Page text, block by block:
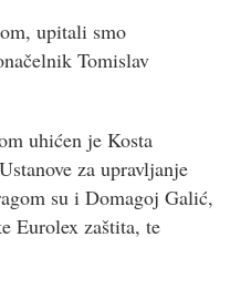
upitali smo
Tomislav
uhićen je Kosta
za upravljanje
su i Domagoj Galić,
Eurolex zaštita, te